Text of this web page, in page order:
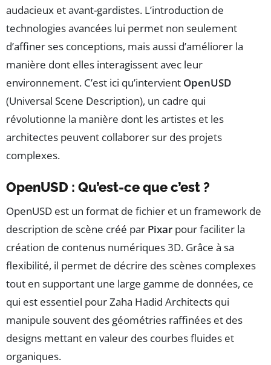
audacieux et avant-gardistes. L’introduction de
technologies avancées lui permet non seulement
d’affiner ses conceptions, mais aussi d’améliorer la
manière dont elles interagissent avec leur
environnement. C’est ici qu’intervient OpenUSD
(Universal Scene Description), un cadre qui
révolutionne la manière dont les artistes et les
architectes peuvent collaborer sur des projets
complexes.
OpenUSD : Qu’est-ce que c’est ?
OpenUSD est un format de fichier et un framework de
description de scène créé par Pixar pour faciliter la
création de contenus numériques 3D. Grâce à sa
flexibilité, il permet de décrire des scènes complexes
tout en supportant une large gamme de données, ce
qui est essentiel pour Zaha Hadid Architects qui
manipule souvent des géométries raffinées et des
designs mettant en valeur des courbes fluides et
organiques.